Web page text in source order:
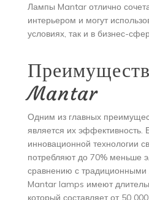
Лампы Mantar отлично
интерьером и могут
условиях, так и в бизнес-
Mantar
Одним из главных
является их эффективность.
инновационной технологии
потребляют до 70% меньше
сравнению с
Mantar lamps имеют
который составляет от 50